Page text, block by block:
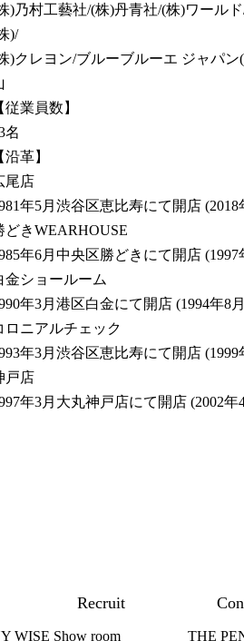
)乃村工藝社/(株)丹青社/(株)ワール
)/
)クレヨン/ブルーブルーエ ジャパ
従業員数】
名
沿革】
尾店
年5月渋谷区恵比寿にて開店
どきWEARHOUSE
年6月中央区勝どきにて開店
金ショールーム
年3月港区白金にて開店 (1994年8
ロニアルチェック
年3月渋谷区恵比寿にて開店
戸店
年3月大丸神戸店にて開店 (2002
Recruit
WISE Show room THE